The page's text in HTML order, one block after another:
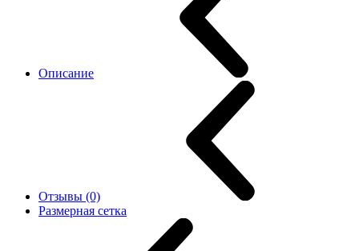
Описание
Отзывы (0)
Размерная сетка